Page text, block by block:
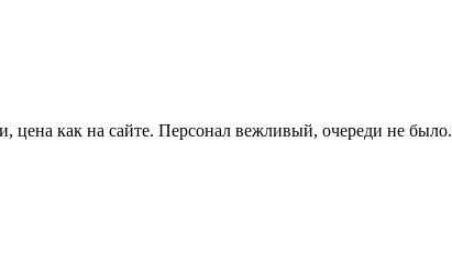
цена как на сайте. Персонал вежливый, очереди не было.